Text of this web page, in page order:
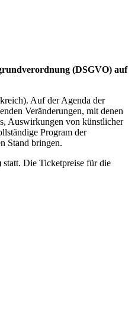
(DSGVO) auf
Auf der Agenda der
Veränderungen, mit denen
Auswirkungen von künstlicher
Program der
Stand bringen.
Die Ticketpreise für die